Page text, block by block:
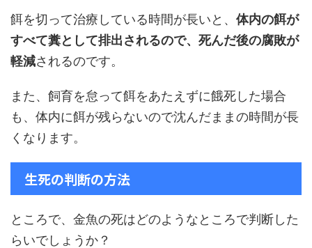
餌を切って治療している時間が長いと、 体内の餌が
すべて糞として排出されるので、死んだ後の腐敗が
軽減されるのです。
また、飼育を怠って餌をあたえずに餓死した場合
も、体内に餌が残らないので沈んだままの時間が長
くなります。
生死の判断の方法
ところで、金魚の死はどのようなところで判断した
らいでしょうか？